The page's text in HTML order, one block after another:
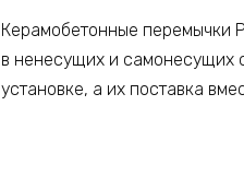
Керамобетонные перемычки
в ненесущих и самонесущих
установке, а их поставка